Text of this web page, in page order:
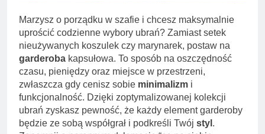
Marzysz o porządku w szafie i chcesz maksymalnie
uprościć codzienne wybory ubrań? Zamiast setek
nieużywanych koszulek czy marynarek, postaw na
garderoba kapsułowa. To sposób na oszczędność
czasu, pieniędzy oraz miejsce w przestrzeni,
zwłaszcza gdy cenisz sobie minimalizm i
funkcjonalność. Dzięki zoptymalizowanej kolekcji
ubrań zyskasz pewność, że każdy element garderoby
będzie ze sobą współgrał i podkreśli Twój styl .